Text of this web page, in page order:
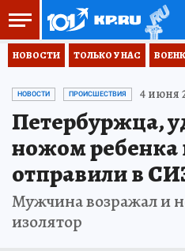
НОВОСТИ ТОЛЬКО У НАС
НОВОСТИ ПРОИСШЕСТВИЯ 4 июня
Петербуржца,
ножом ребенка
отправили в
Мужчина возражал и
изолятор